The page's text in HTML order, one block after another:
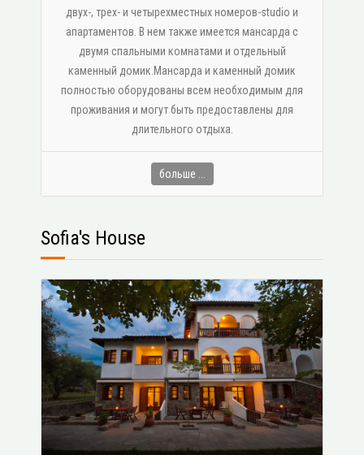
двух-, трех- и четырехместных номеров-studio и
апартаментов. В нем также имеется мансарда с
двумя спальными комнатами и отдельный
каменный домик.Мансарда и каменный домик
полностью оборудованы всем необходимым для
проживания и могут быть предоставлены для
длительного отдыха.
больше ...
Sofia's House